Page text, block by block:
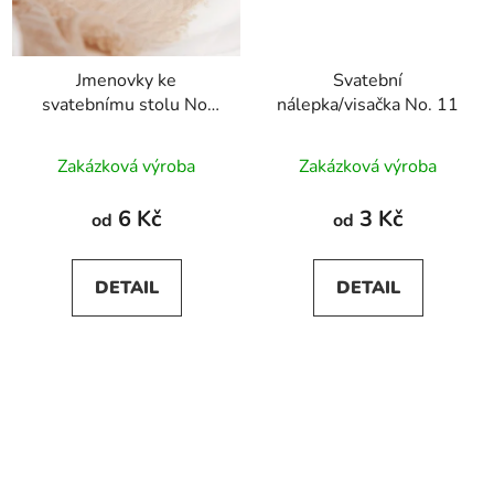
Jmenovky ke
svatebnímu stolu No.
Zakázková výroba
od 6 Kč
DETAIL
Svatební
nálepka/visačka No. 11
Zakázková výroba
od 3 Kč
DETAIL